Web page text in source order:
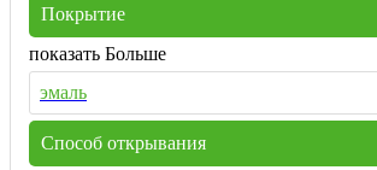
Покрытие
показать Больше
эмаль
Способ открывания